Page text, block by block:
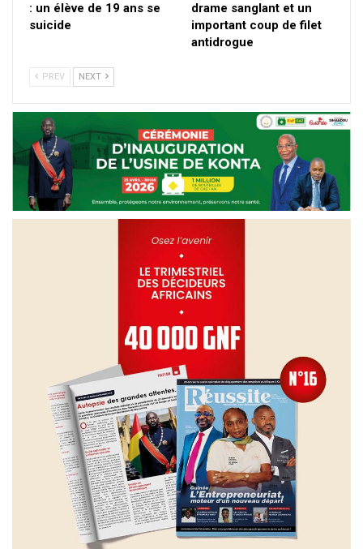
: un élève de 19 ans se
suicide
drame sanglant et un
important coup de filet
antidrogue
PREV NEXT